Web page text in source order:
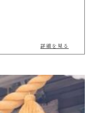
詳細を見る